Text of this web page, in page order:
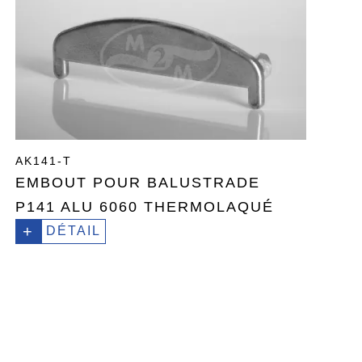
AK141-T
EMBOUT POUR BALUSTRADE
P141 ALU 6060 THERMOLAQUÉ
+ DÉTAIL